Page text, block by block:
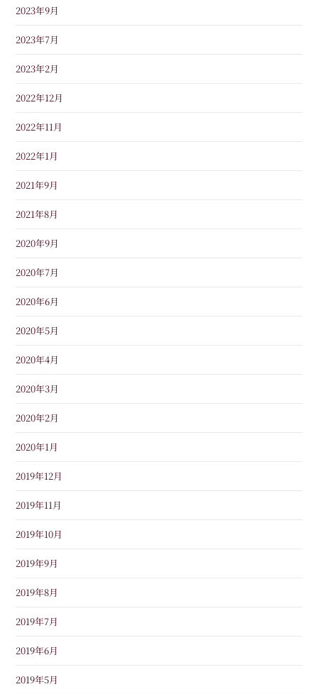
2023年9月
2023年7月
2023年2月
2022年12月
2022年11月
2022年1月
2021年9月
2021年8月
2020年9月
2020年7月
2020年6月
2020年5月
2020年4月
2020年3月
2020年2月
2020年1月
2019年12月
2019年11月
2019年10月
2019年9月
2019年8月
2019年7月
2019年6月
2019年5月